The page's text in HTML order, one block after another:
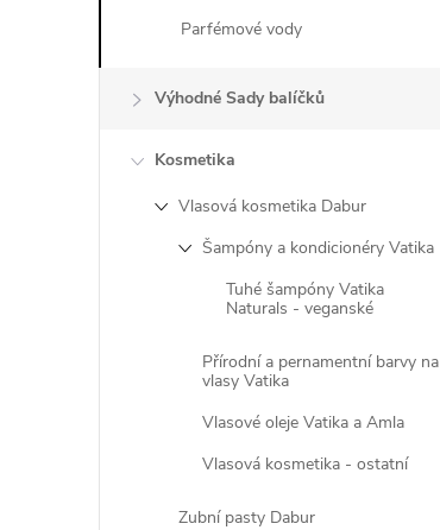
í
Parfémové vody
Výhodné Sady balíčků
Kosmetika
Vlasová kosmetika Dabur
Šampóny a kondicionéry Vatika
Tuhé šampóny Vatika
Naturals - veganské
Přírodní a pernamentní barvy na
vlasy Vatika
Vlasové oleje Vatika a Amla
Vlasová kosmetika - ostatní
Zubní pasty Dabur